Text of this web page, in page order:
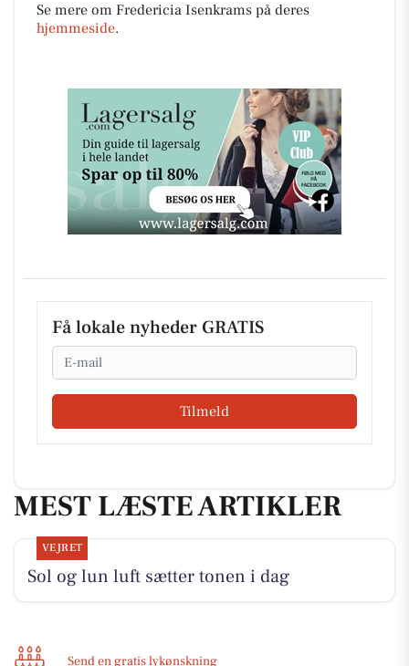
Se mere om Fredericia Isenkrams på deres
hjemmeside.
Få lokale nyheder GRATIS
Email
Tilmeld
MEST LÆSTE ARTIKLER
VEJRET
Sol og lun luft sætter tonen i dag
Send en gratis lykønskning